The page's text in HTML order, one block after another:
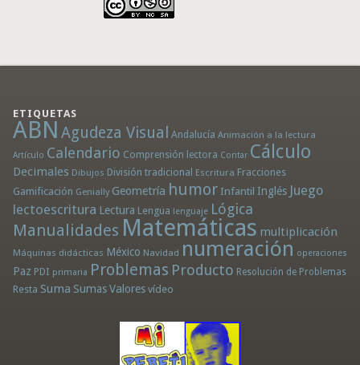
ETIQUETAS
ABN Agudeza Visual Andalucía Animación a la lectura
Artículo Calendario Comprensión lectora Contar Cálculo
Decimales Dibujos División tradicional Escritura Fracciones
Gamificación Genially Geometría humor Infantil Inglés Juego
lectoescritura Lectura Lengua lenguaje Lógica
Manualidades Matemáticas multiplicación
Máquinas didácticas México Navidad numeración operaciones
Paz PDI primaria Problemas Producto Resolución de Problemas
Resta Suma Sumas Valores vídeo